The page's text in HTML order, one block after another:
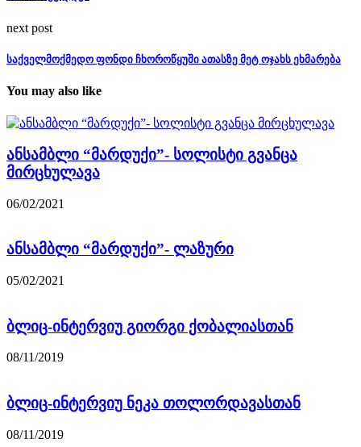
next post
საქველმოქმედო ფონდი ჩხოროწყუში ათასზე მეტ ოჯახს ეხმარება
You may also like
ანსამბლი “მარდუქი”- სოლისტი გვანცა
მირცხულავა
06/02/2021
ანსამბლი “მარდუქი”- ლაზური
05/02/2021
ბლიც-ინტერვიუ გიორგი ქობალიასთან
08/11/2019
ბლიც-ინტერვიუ ნეკა თოლორდავასთან
08/11/2019